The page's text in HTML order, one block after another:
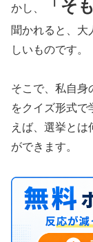
かし、 「そ
聞かれると、大
しいものです。
そこで、私自身
をクイズ形式で
えば、選挙とは
ができます。